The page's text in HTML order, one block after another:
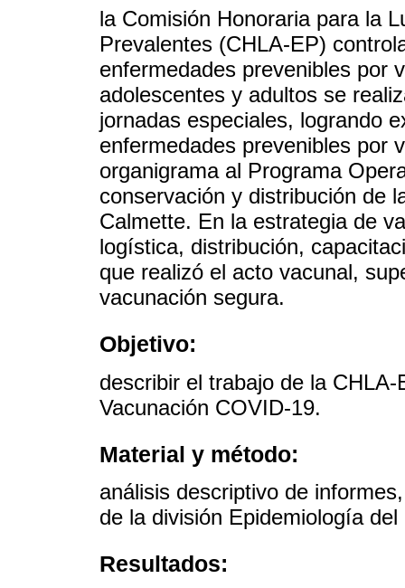
la Comisión Honoraria para la
Prevalentes (CHLA-EP)
enfermedades prevenibles por
adolescentes y adultos se
jornadas especiales, logrando
enfermedades prevenibles por
organigrama al Programa
conservación y distribución de
Calmette. En la estrategia de
logística, distribución,
que realizó el acto vacunal,
vacunación segura.
Objetivo:
describir el trabajo de la
Vacunación COVID-19.
Material y método:
análisis descriptivo de
de la división Epidemiología
Resultados: